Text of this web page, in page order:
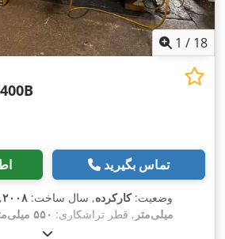
1 / 18
تماس بگیرید
وضعیت:کارکرده, سال ساخت: ۲۰۰۸
میلی‌متر , قطر تراشکاری: ۵۵۰ میلی‌متر
, حداکثر سرعت